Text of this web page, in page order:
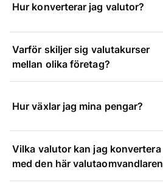
Hur konverterar jag valutor?
Varför skiljer sig valutakurser
mellan olika företag?
Hur växlar jag mina pengar?
Vilka valutor kan jag konvertera
med den här